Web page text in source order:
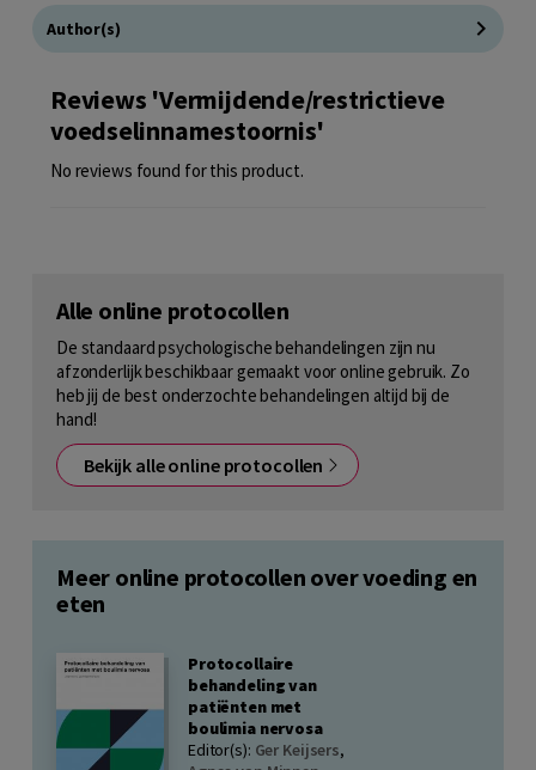
Author(s)
Reviews 'Vermijdende/restrictieve
voedselinnamestoornis'
No reviews found for this product.
Alle online protocollen
De standaard psychologische behandelingen zijn nu
afzonderlijk beschikbaar gemaakt voor online gebruik. Zo
heb jij de best onderzochte behandelingen altijd bij de
hand!
Bekijk alle online protocollen
Meer online protocollen over voeding en
eten
Protocollaire
behandeling van
patiënten met
boulimia nervosa
Editor(s): Ger Keijsers,